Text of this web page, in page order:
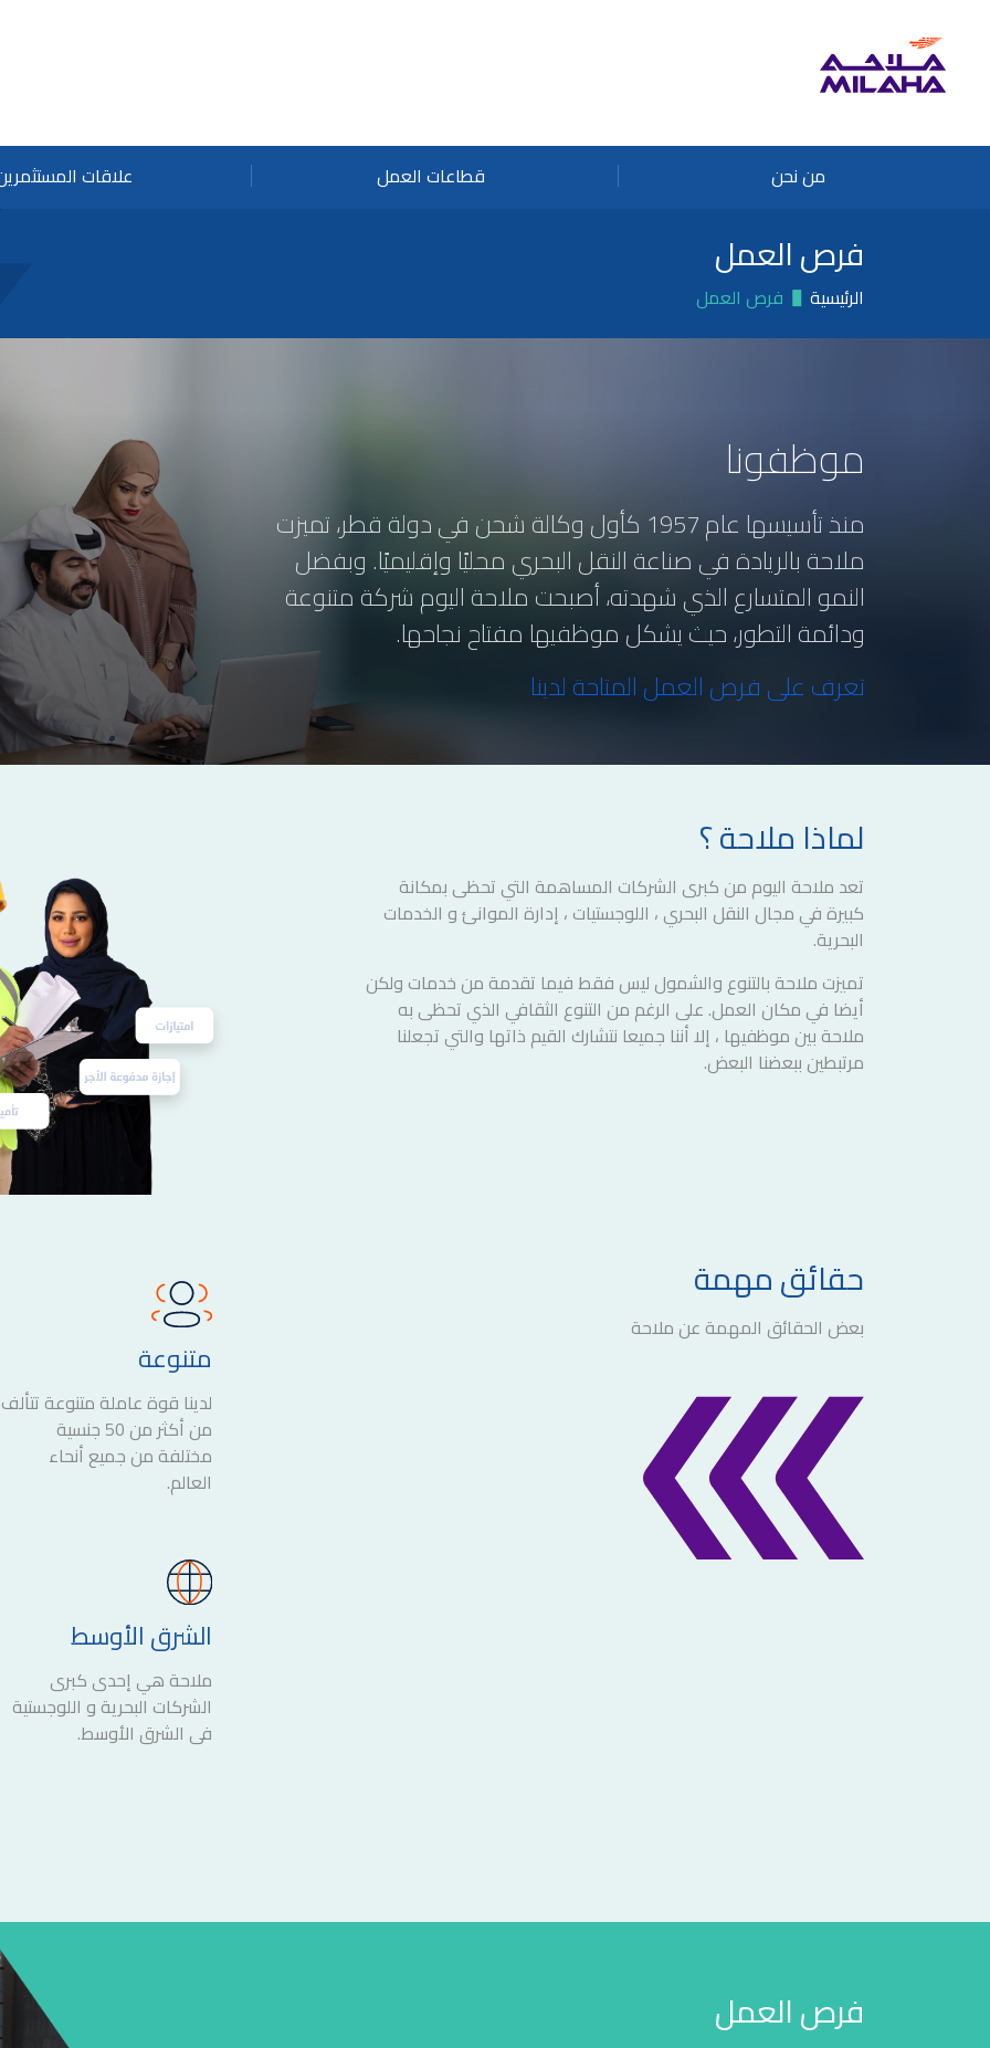
من نحن قطاعات العمل علاقات
فرص العمل
الرئيسية فرص العمل
موظفونا
منذ تأسيسها عام 1957 كأول وكالة شحن في دولة قطر، تميزت
ملاحة بالريادة في صناعة النقل البحري محليًا وإقليميًا. وبفضل
النمو المتسارع الذي شهدته، أصبحت ملاحة اليوم شركة متنوعة
ودائمة التطور، حيث يشكل موظفيها مفتاح نجاحها.
تعرف على فرص العمل المتاحة لدينا
لماذا ملاحة ؟
تعد ملاحة اليوم من كبرى الشركات المساهمة التي تحظى بمكانة
كبيرة في مجال النقل البحري ، اللوجستيات ، إدارة الموانئ و الخدمات
البحرية.
تميزت ملاحة بالتنوع والشمول ليس فقط فيما تقدمة من خدمات ولكن
أيضا في مكان العمل. على الرغم من التنوع الثقافي الذي تحظى به
ملاحة بين موظفيها ، إلا أننا جميعا نتشارك القيم ذاتها والتي تجعلنا
مرتبطين ببعضنا البعض.
حقائق مهمة
بعض الحقائق المهمة عن ملاحة
متنوعة
لدينا قوة عاملة متنوعة تتألف
من أكثر من 50 جنسية
مختلفة من جميع أنحاء
العالم.
الشرق الأوسط
ملاحة هي إحدى كبرى
الشركات البحرية و اللوجستية
في الشرق الأوسط.
فرص العمل